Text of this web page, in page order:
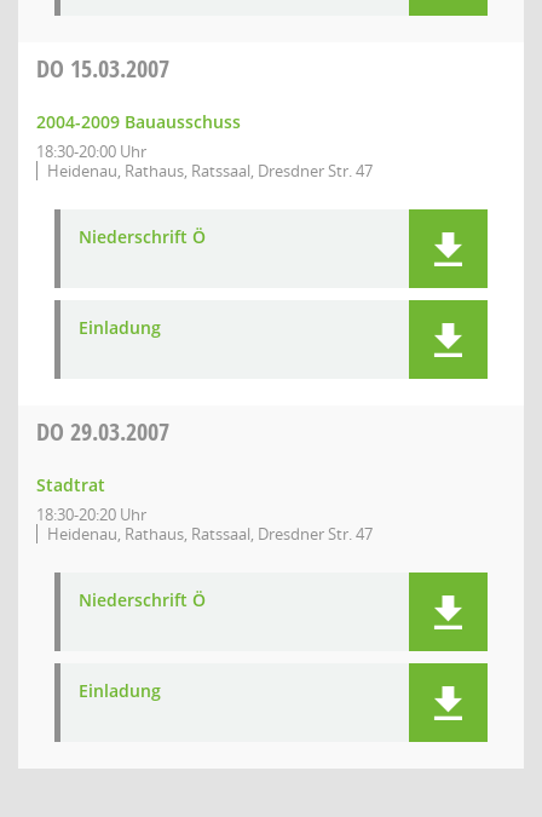
DO 15.03.2007
2004-2009 Bauausschuss
18:30-20:00 Uhr
Heidenau, Rathaus, Ratssaal, Dresdner Str. 47
Niederschrift Ö
Einladung
DO 29.03.2007
Stadtrat
18:30-20:20 Uhr
Heidenau, Rathaus, Ratssaal, Dresdner Str. 47
Niederschrift Ö
Einladung